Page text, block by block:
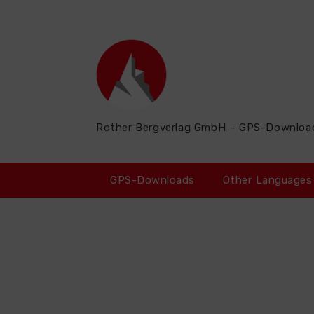
Rother Bergverlag GmbH – GPS-
GPS-Downloads Other Languages